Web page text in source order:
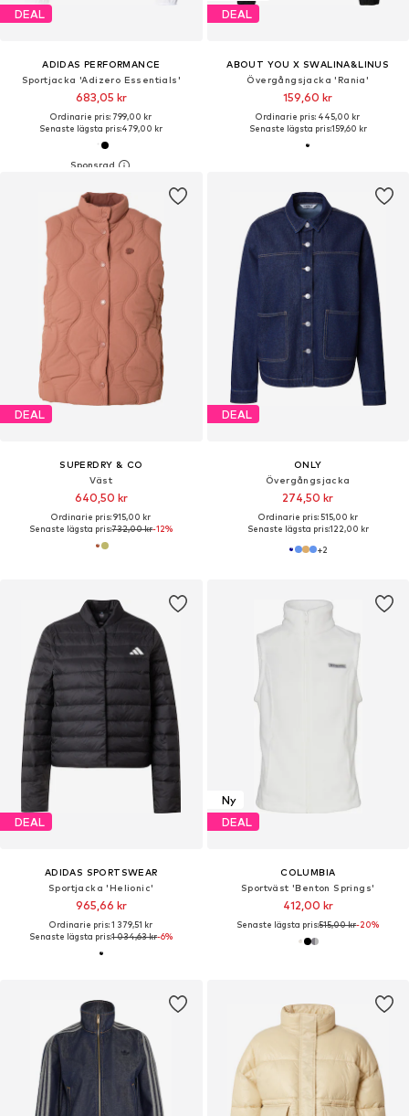
DEAL
ADIDAS PERFORMANCE
Sportjacka 'Adizero Essentials'
683,05 kr
Ordinarie pris: 799,00 kr
Senaste lägsta pris:479,00 kr
DEAL
ABOUT YOU X SWALINA&LINUS
Övergångsjacka 'Rania'
159,60 kr
Ordinarie pris: 445,00 kr
Senaste lägsta pris:159,60 kr
DEAL
SUPERDRY & CO
Väst
640,50 kr
Ordinarie pris: 915,00 kr
Senaste lägsta pris:732,00 kr-12%
DEAL
ONLY
Övergångsjacka
274,50 kr
Ordinarie pris: 515,00 kr
Senaste lägsta pris:122,00 kr
+2
DEAL
ADIDAS SPORTSWEAR
Sportjacka 'Helionic'
965,66 kr
Ordinarie pris: 1 379,51 kr
Senaste lägsta pris:1 034,63 kr-6%
Ny
DEAL
COLUMBIA
Sportväst 'Benton Springs'
412,00 kr
Senaste lägsta pris:515,00 kr-20%